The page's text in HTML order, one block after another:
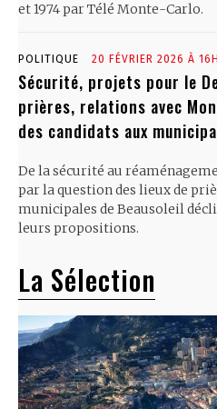
et 1974 par Télé Monte-Carlo.
POLITIQUE 20 FÉVRIER 2026 À
Sécurité, projets pour le
prières, relations avec
des candidats aux
De la sécurité au
par la question des lieux de
municipales de Beausoleil
leurs propositions.
La Sélection